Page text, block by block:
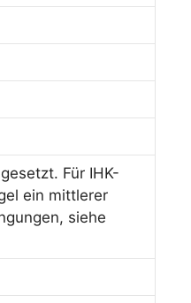
Für IHK-
ein mittlerer
siehe